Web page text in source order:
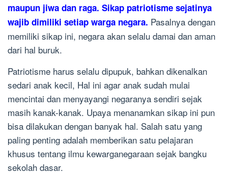
maupun jiwa dan raga. Sikap patriotisme sejatinya
wajib dimiliki setiap warga negara. Pasalnya dengan
memiliki sikap ini, negara akan selalu damai dan aman
dari hal buruk.
Patriotisme harus selalu dipupuk, bahkan dikenalkan
sedari anak kecil, Hal ini agar anak sudah mulai
mencintai dan menyayangi negaranya sendiri sejak
masih kanak-kanak. Upaya menanamkan sikap ini pun
bisa dilakukan dengan banyak hal. Salah satu yang
paling penting adalah memberikan satu pelajaran
khusus tentang ilmu kewarganegaraan sejak bangku
sekolah dasar.